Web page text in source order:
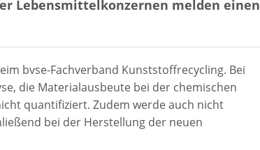
Lebensmittelkonzernen melden einen
bvse-Fachverband Kunststoffrecycling. Bei
die Materialausbeute bei der chemischen
quantifiziert. Zudem werde auch nicht
bei der Herstellung der neuen